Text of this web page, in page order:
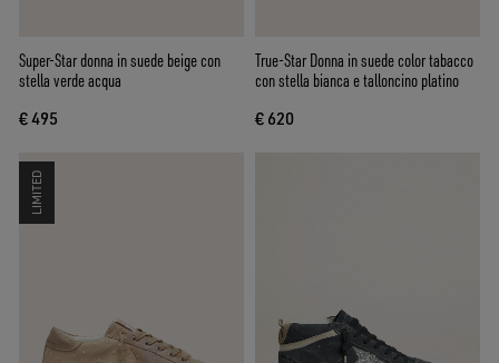
Super-Star donna in suede beige con
stella verde acqua
€ 495
True-Star Donna in suede color tabacco
con stella bianca e talloncino platino
€ 620
LIMITED